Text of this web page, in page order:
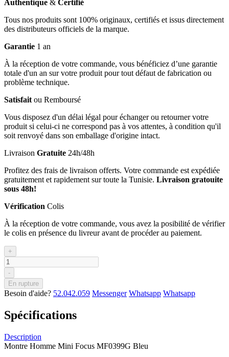
Authentique & Certifié
Tous nos produits sont 100% originaux, certifiés et issus directement
des distributeurs officiels de la marque.
Garantie 1 an
À la réception de votre commande, vous bénéficiez d’une garantie
totale d'un an sur votre produit pour tout défaut de fabrication ou
problème technique.
Satisfait ou Remboursé
Vous disposez d'un délai légal pour échanger ou retourner votre
produit si celui-ci ne correspond pas à vos attentes, à condition qu'il
soit renvoyé dans son emballage d'origine intact.
Livraison Gratuite 24h/48h
Profitez des frais de livraison offerts. Votre commande est expédiée
gratuitement et rapidement sur toute la Tunisie. Livraison gratouite
sous 48h!
Vérification Colis
À la réception de votre commande, vous avez la posibilité de vérifier
le colis en présence du livreur avant de procéder au paiement.
+
-
En rupture
Besoin d'aide? 52.042.059 Messenger Whatsapp Whatsapp
Spécifications
Description
Montre Homme Mini Focus MF0399G Bleu